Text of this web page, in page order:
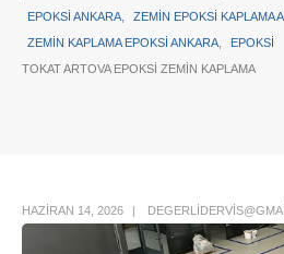
EPOKSI ANKARA
ZEMIN EPOKSI KAPLAMA
ZEMIN KAPLAMA EPOKSI ANKARA
EPOKSI
TOKAT ARTOVA EPOKSI ZEMIN KAPLAMA
HAZIRAN 14, 2026
Author Box